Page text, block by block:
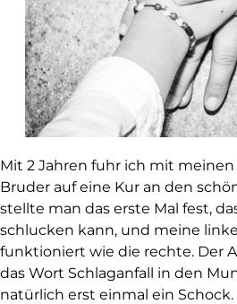
Mit 2 Jahren fuhr ich mit
Bruder auf eine Kur an den
stellte man das erste Mal fest,
schlucken kann, und meine
funktioniert wie die rechte. Der
das Wort Schlaganfall in den
natürlich erst einmal ein Schock.